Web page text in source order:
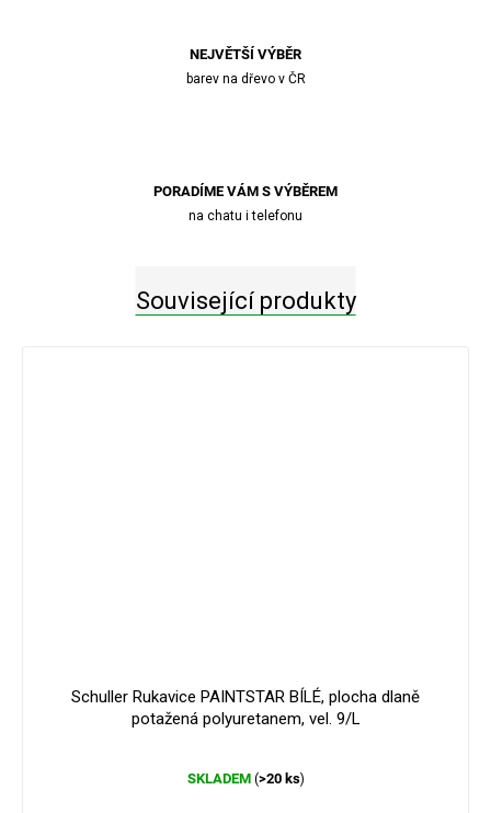
NEJVĚTŠÍ VÝBĚR
barev na dřevo v ČR
PORADÍME VÁM S VÝBĚREM
na chatu i telefonu
Související produkty
Schuller Rukavice PAINTSTAR BÍLÉ, plocha dlaně
potažená polyuretanem, vel. 9/L
hodnocení
SKLADEM (>20 ks)